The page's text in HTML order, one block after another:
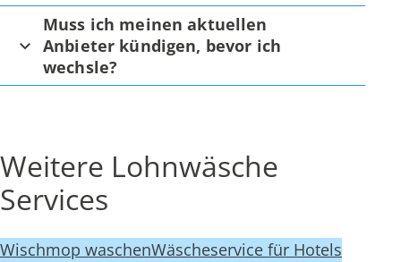
Muss ich meinen aktuellen
Anbieter kündigen, bevor ich
wechsle?
Weitere Lohnwäsche
Services
Wischmop waschenWäscheservice für Hotels